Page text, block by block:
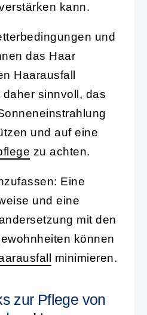
kann.
und
das Haar
Haarausfall
sinnvoll, das
und auf eine
zu achten.
Eine
und eine
mit den
können
minimieren.
zur Pflege von